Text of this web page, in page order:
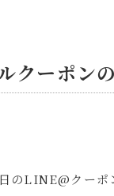
クーポン
のLINE@クーポ